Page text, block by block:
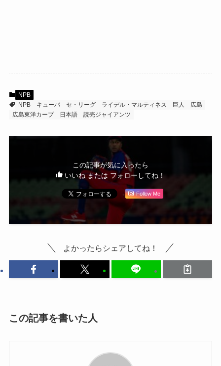
NPB
NPB
キューバ セ・リーグ ライデル・マルティネス 巨人
広島
広島東洋カープ
日本語 読売ジャイアンツ
この記事が気に入ったら
いいね または フォローしてね！
Follow Me
よかったらシェアしてね！
この記事を書いた人